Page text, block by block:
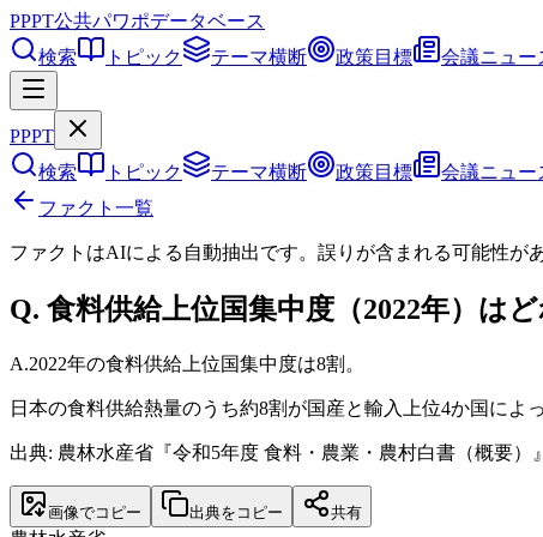
PPPT公共パワポデータベース
検索
トピック テーマ横断 政策目標 会議ニュー
PPPT
検索
トピック テーマ横断 政策目標 会議ニュー
ファクト一覧
ファクトはAIによる自動抽出です。誤りが含まれる可能性が
Q. 食料供給上位国集中度（2022年）は
A.2022年の食料供給上位国集中度は8割。
日本の食料供給熱量のうち約8割が国産と輸入上位4か国に
出典: 農林水産省『令和5年度 食料・農業・農村白書（概要）
画像でコピー 出典をコピー 共有